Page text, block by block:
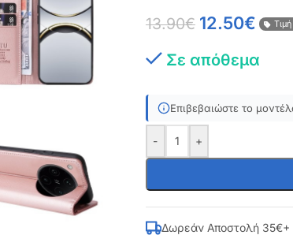
13.90€ 12.50€
Σε απόθεμα
Επιβεβαιώστε το
- +
Δωρεάν Αποστολή 35€+